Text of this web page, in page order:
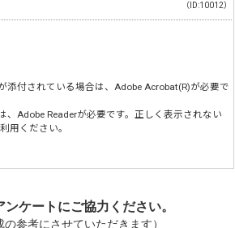
（ID:10012）
添付されている場合は、Adobe Acrobat(R)が必要で
、Adobe Readerが必要です。正しく表示されない
用ください。